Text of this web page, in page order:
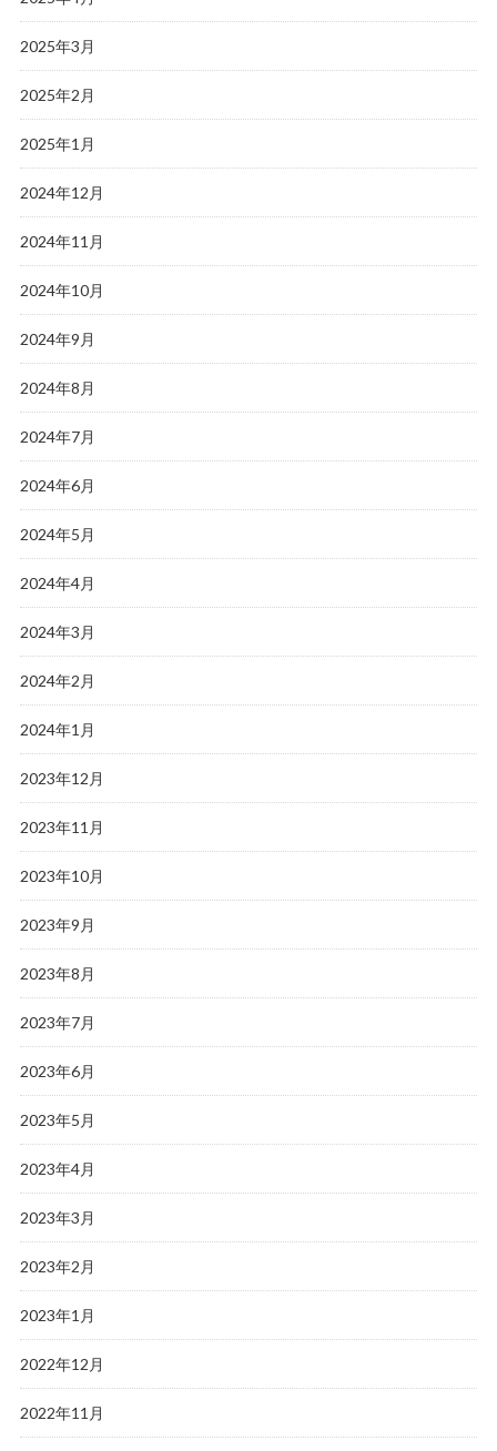
2025年3月
2025年2月
2025年1月
2024年12月
2024年11月
2024年10月
2024年9月
2024年8月
2024年7月
2024年6月
2024年5月
2024年4月
2024年3月
2024年2月
2024年1月
2023年12月
2023年11月
2023年10月
2023年9月
2023年8月
2023年7月
2023年6月
2023年5月
2023年4月
2023年3月
2023年2月
2023年1月
2022年12月
2022年11月